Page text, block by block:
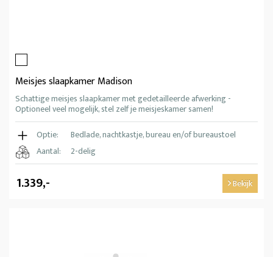
Meisjes slaapkamer Madison
Schattige meisjes slaapkamer met gedetailleerde afwerking -
Optioneel veel mogelijk, stel zelf je meisjeskamer samen!
Optie:
Bedlade, nachtkastje, bureau en/of bureaustoel
Aantal:
2-delig
1.339,- Bekijk